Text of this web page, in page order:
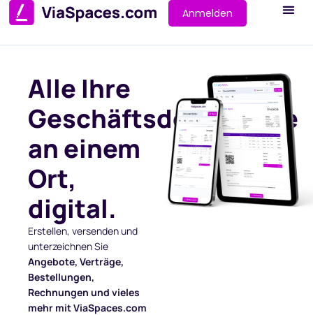
Anmelden
Alle Ihre
Geschäftsdokumente
an einem
Ort,
digital.
Erstellen, versenden und
unterzeichnen Sie
Angebote, Verträge,
Bestellungen,
Rechnungen und vieles
mehr mit ViaSpaces.com